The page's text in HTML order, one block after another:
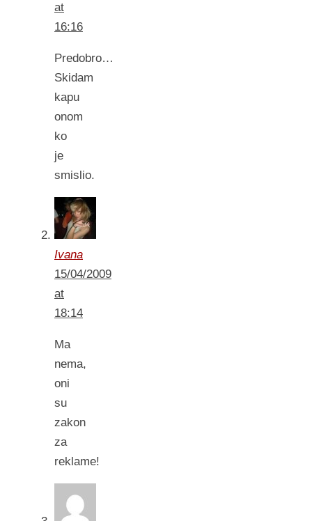
at
16:16
Predobro…
Skidam
kapu
onom
ko
je
smislio.
Ivana
15/04/2009
at
18:14
Ma
nema,
oni
su
zakon
za
reklame!